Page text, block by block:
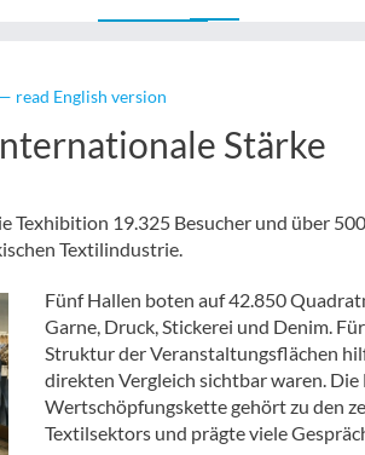
— read English version
Stärke
Texhibition 19.325 Besucher und über
Textilindustrie.
Fünf Hallen boten auf 42.850
Garne, Druck, Stickerei und Denim.
Struktur der Veranstaltungsflächen
direkten Vergleich sichtbar waren.
Wertschöpfungskette gehört zu den
Textilsektors und prägte viele